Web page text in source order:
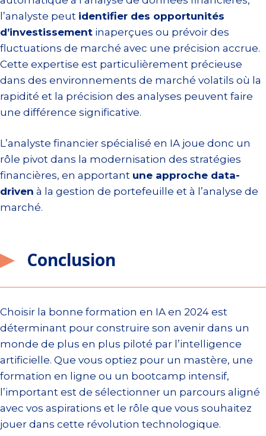
l’analyste peut identifier des opportunités
d’investissement inaperçues ou prévoir des
fluctuations de marché avec une précision accrue.
Cette expertise est particulièrement précieuse
dans des environnements de marché volatils où la
rapidité et la précision des analyses peuvent faire
une différence significative.
L’analyste financier spécialisé en IA joue donc un
rôle pivot dans la modernisation des stratégies
financières, en apportant une approche data-
driven à la gestion de portefeuille et à l’analyse de
marché.
Conclusion
Choisir la bonne formation en IA en 2024 est
déterminant pour construire son avenir dans un
monde de plus en plus piloté par l’intelligence
artificielle. Que vous optiez pour un mastère, une
formation en ligne ou un bootcamp intensif,
l’important est de sélectionner un parcours aligné
avec vos aspirations et le rôle que vous souhaitez
jouer dans cette révolution technologique.